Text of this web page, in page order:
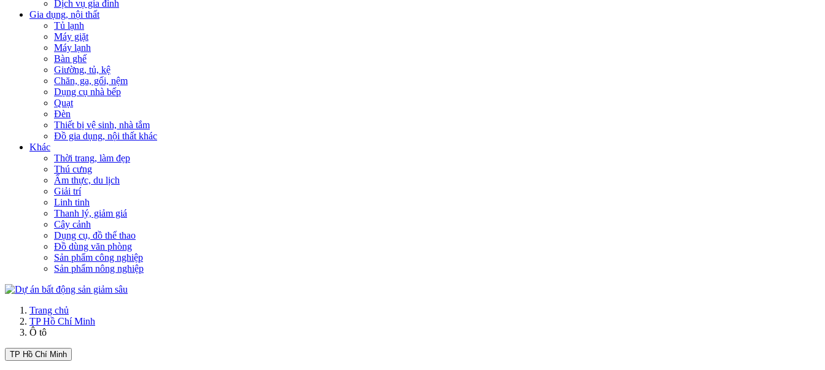
Dịch vụ gia đình
Gia dụng, nội thất
Tủ lạnh
Máy giặt
Máy lạnh
Bàn ghế
Giường, tủ, kệ
Chăn, ga, gối, nệm
Dụng cụ nhà bếp
Quạt
Đèn
Thiết bị vệ sinh, nhà tắm
Đồ gia dụng, nội thất khác
Khác
Thời trang, làm đẹp
Thú cưng
Ẩm thực, du lịch
Giải trí
Linh tinh
Thanh lý, giảm giá
Cây cảnh
Dụng cụ, đồ thể thao
Đồ dùng văn phòng
Sản phẩm công nghiệp
Sản phẩm nông nghiệp
Trang chủ
TP Hồ Chí Minh
Ô tô
TP Hồ Chí Minh